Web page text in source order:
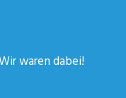
waren dabei!